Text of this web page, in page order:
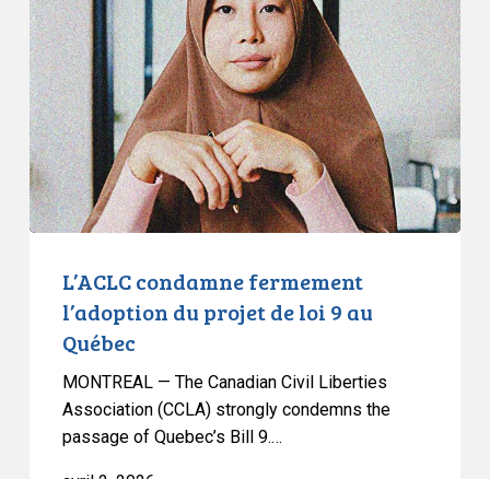
fermement
l’adoption
du
projet
de
loi
9
au
Québec
L’ACLC condamne fermement
l’adoption du projet de loi 9 au
Québec
MONTREAL — The Canadian Civil Liberties
Association (CCLA) strongly condemns the
passage of Quebec’s Bill 9.…